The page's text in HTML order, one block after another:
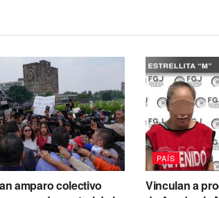
amparo colectivo
PAÍS
Vinculan a